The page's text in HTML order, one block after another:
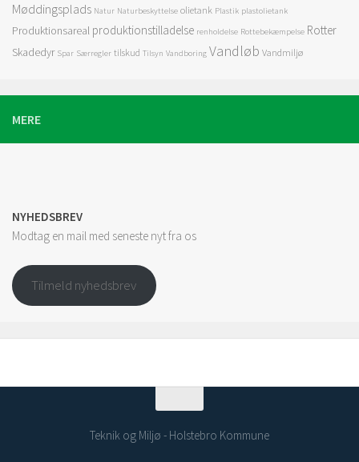
Møddingsplads Natur Naturbeskyttelse olietank Plastik plastolietank
Produktionsareal produktionstilladelse renholdelse Rottebekæmpelse Rotter
Skadedyr Spar Særregler tilskud Tilsyn Vandboring Vandløb Vandmiljø
MERE
NYHEDSBREV
Modtag en mail med seneste nyt fra os
Tilmeld nyhedsbrev
Teknik og Miljø - Holstebro Kommune